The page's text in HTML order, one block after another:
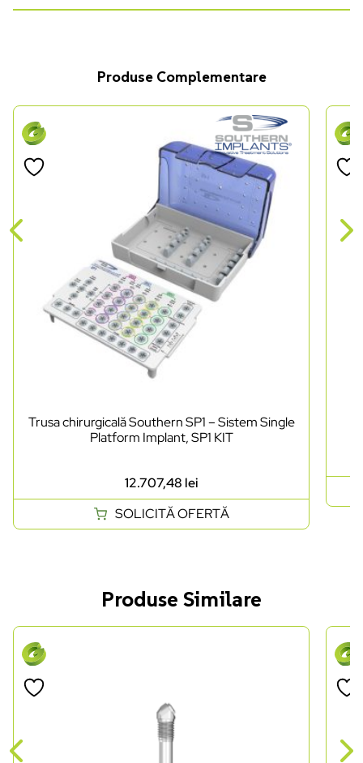
Produse Complementare
Trusa chirurgicală Southern SP1 – Sistem Single
Platform Implant, SP1 KIT
12.707,48 lei
SOLICITĂ OFERTĂ
Produse Similare